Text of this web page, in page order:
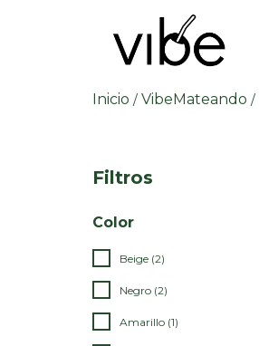
Inicio / VibeMateando /
Filtros
Color
Beige (2)
Negro (2)
Amarillo (1)